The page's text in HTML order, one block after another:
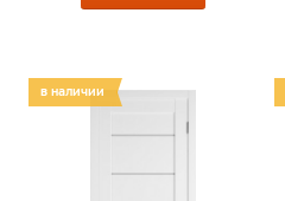
в наличии